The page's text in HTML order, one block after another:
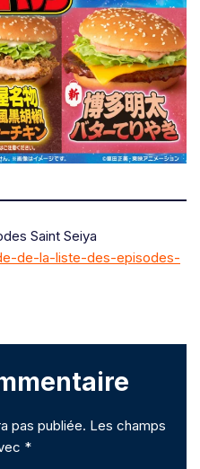
Saint Seiya
de-la-liste-des-episodes-
pas publiée. Les champs
*